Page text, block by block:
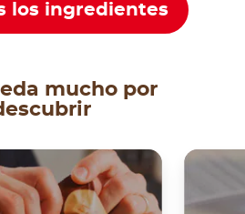
los ingredientes
mucho por